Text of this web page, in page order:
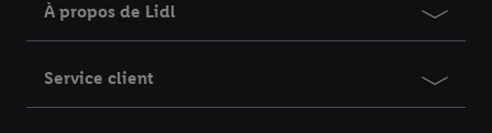
À propos de Lidl
Service client